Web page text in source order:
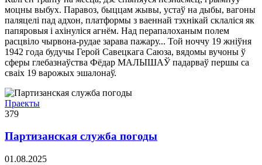
моцны выбух. Паравоз, быццам жывы, устаў на дыбы, вагоны
паляцелі пад адхон, платформы з ваеннай тэхнікай склаліся як
папяровыя і ахінуліся агнём. Над перапалоханым полем
расцвіло чырвона-рудае зарава пажару... Той ноччу 19 жніўня
1942 года будучы Герой Савецкага Саюза, вядомы вучоны ў
сферы глебазнаўства Фёдар МАЛЫШАЎ падарваў першы са
сваіх 19 варожых эшалонаў.
Праекты
379
Партизанская служба погоды
01.08.2025